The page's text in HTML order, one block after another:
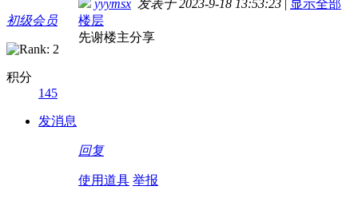
初级会员
积分
145
发消息
yyymsx 发表于 2023-9-18 13:53:23
显示全部
楼层
先谢楼主分享
回复
使用道具 举报